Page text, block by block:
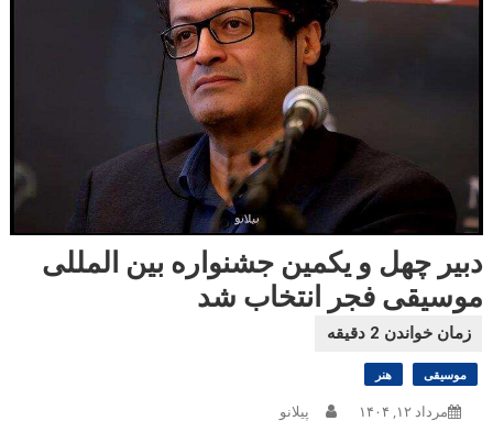
دبیر چهل و یکمین جشنواره بین المللی
موسیقی فجر انتخاب شد
موسیقی هنر
مرداد ۱۲, ۱۴۰۴ پیلانو